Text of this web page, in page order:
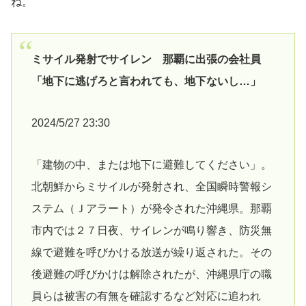
ミサイル発射でサイレン 那覇に出張の会社員
「地下に逃げろと言われても、地下ないし…」
2024/5/27 23:30
「建物の中、または地下に避難してください」。
北朝鮮からミサイルが発射され、全国瞬時警報シ
ステム（Ｊアラート）が発令された沖縄県。那覇
市内では２７日夜、サイレンが鳴り響き、防災無
線で避難を呼びかける放送が繰り返された。その
後避難の呼びかけは解除されたが、沖縄県庁の職
員らは被害の有無を確認するなど対応に追われ